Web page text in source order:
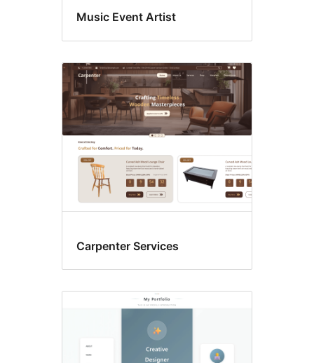
Music Event Artist
Carpenter Services